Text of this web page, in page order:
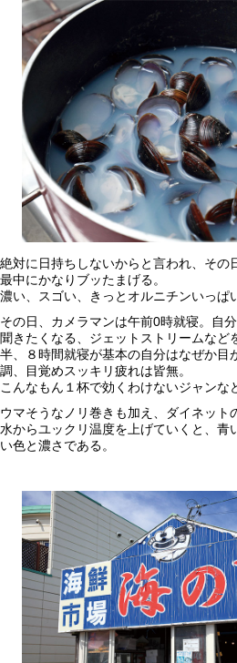
絶対に日持ちしないからと言われ、その
最中にかなりブッたまげる。
濃い、スゴい、きっとオルニチンいっぱ
その日、カメラマンは午前0時就寝。自
聞きたくなる、ジェットストリームなど
半、８時間就寝が基本の自分はなぜか目
調、目覚めスッキリ疲れは皆無。
こんなもん１杯で効くわけないジャンな
ウマそうなノリ巻きも加え、ダイネット
水からユックリ温度を上げていくと、青
い色と濃さである。